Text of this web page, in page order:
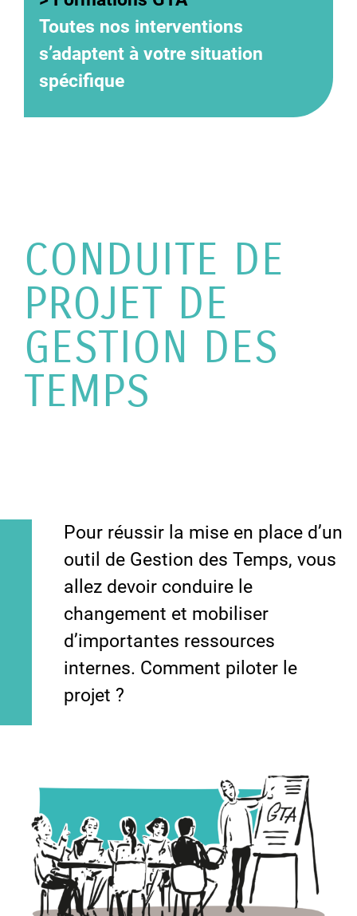
Toutes nos interventions
s’adaptent à votre situation
spécifique
CONDUITE DE
PROJET DE
GESTION DES
TEMPS
Pour réussir la mise en place d’un
outil de Gestion des Temps, vous
allez devoir conduire le
changement et mobiliser
d’importantes ressources
internes. Comment piloter le
projet ?